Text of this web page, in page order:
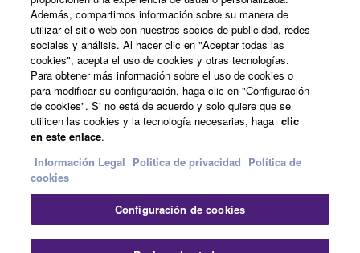
España - Spanish
Empresa
Contacte con nosotrosTerminos de uso
Politica de privacidadPolítica de cookies
Información Legal
Además, compartimos información sobre su manera de
utilizar el sitio web con nuestros socios de publicidad, redes
sociales y análisis. Al hacer clic en "Aceptar todas las
cookies", acepta el uso de cookies y otras tecnologías.
Para obtener más información sobre el uso de cookies o
para modificar su configuración, haga clic en "Configuración
de cookies". Si no está de acuerdo y solo quiere que se
utilicen las cookies y la tecnología necesarias, haga clic
en este enlace.
Información Legal Politica de privacidad Política de
cookies
Configuración de cookies